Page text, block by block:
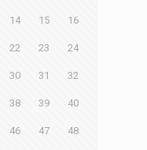
14 15 16
22 23 24
30 31 32
38 39 40
46 47 48